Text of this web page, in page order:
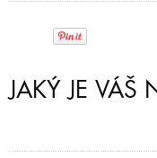
JAKÝ JE VÁŠ